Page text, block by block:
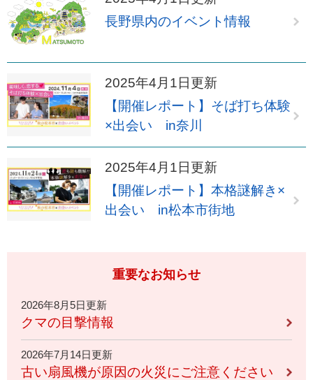
長野県内のイベント情報
2025年4月1日更新
【開催レポート】そば打ち体験
×出会い in奈川
2025年4月1日更新
【開催レポート】本格謎解き×
出会い in松本市街地
重要なお知らせ
2026年8月5日更新
クマの目撃情報
2026年7月14日更新
古い扇風機が原因の火災にご注意ください